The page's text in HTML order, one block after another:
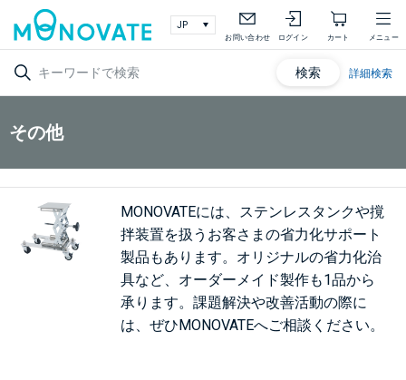
お問い合わせ ログイン カート メニュー
検索 詳細検索
その他
MONOVATEには、ステンレスタンクや撹
拌装置を扱うお客さまの省力化サポート
製品もあります。オリジナルの省力化治
具など、オーダーメイド製作も1品から
承ります。課題解決や改善活動の際に
は、ぜひMONOVATEへご相談ください。